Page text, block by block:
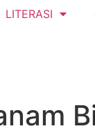
LITERASI